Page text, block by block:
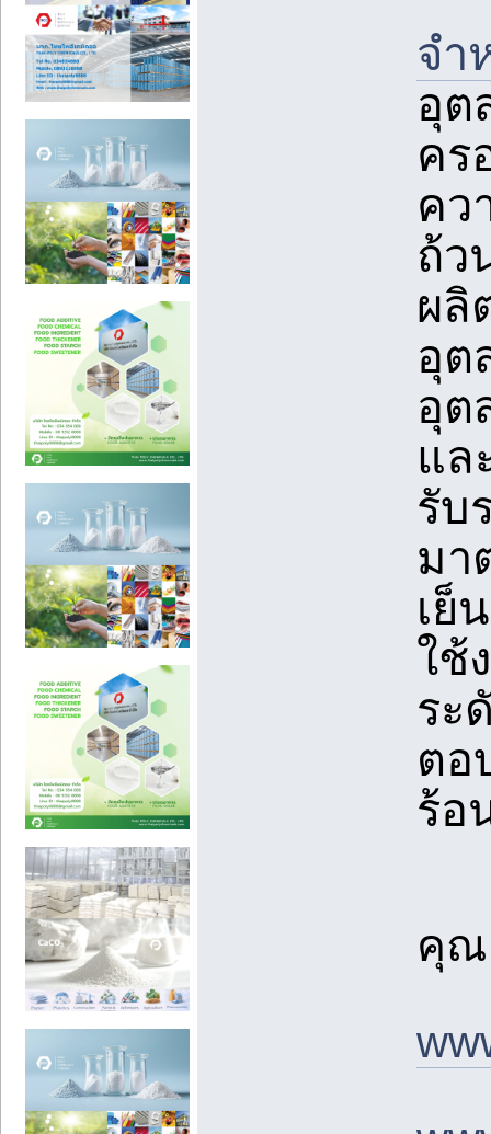
จำ
อุต
คร
คว
ถ้ว
ผลิ
อุต
อุต
แล
รับ
มา
เย็
ใช้
ระ
ตอ
ร้อ
คุ